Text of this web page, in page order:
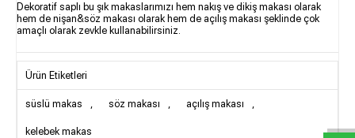
W
h
t
s
a
p
p
D
e
s
e
H
a
t
t
Dekoratif saplı bu şık makaslarımızı hem nakış ve dikiş makası olarak
hem de nişan&söz makası olarak hem de açılış makası şeklinde çok
amaçlı olarak zevkle kullanabilirsiniz.
Ürün Etiketleri
süslü makas , söz makası , açılış makası ,
kelebek makas